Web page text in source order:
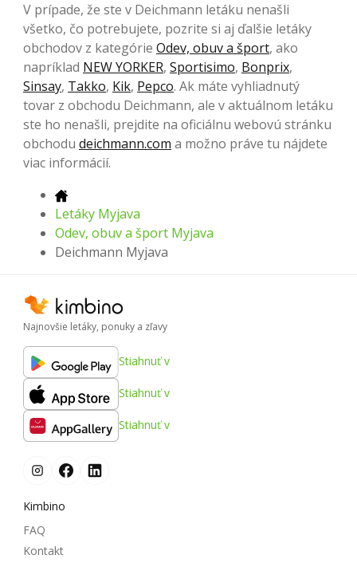
V prípade, že ste v Deichmann letáku nenašli
všetko, čo potrebujete, pozrite si aj ďalšie letáky
obchodov z kategórie Odev, obuv a šport, ako
napríklad NEW YORKER, Sportisimo, Bonprix,
Sinsay, Takko, Kik, Pepco. Ak máte vyhliadnutý
tovar z obchodu Deichmann, ale v aktuálnom letáku
ste ho nenašli, prejdite na oficiálnu webovú stránku
obchodu deichmann.com a možno práve tu nájdete
viac informácií.
Letáky Myjava
Odev, obuv a šport Myjava
Deichmann Myjava
Najnovšie letáky, ponuky a zľavy
Stiahnuť v
Stiahnuť v
Stiahnuť v
Kimbino
FAQ
Kontakt